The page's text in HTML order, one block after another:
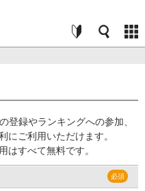
登録やランキングへの参加、
にご利用いただけます。
はすべて無料です。